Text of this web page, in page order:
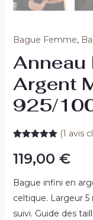
Bague Femme,
Anneau
Argent
925/
sur 5
basé sur
client
(1 avis
119,00 €
Bague infini en
celtique. Largeur
suivi. Guide des